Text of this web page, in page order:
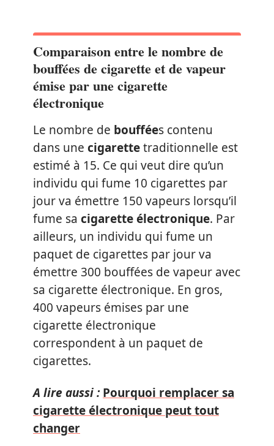
Comparaison entre le nombre de
bouffées de cigarette et de vapeur
émise par une cigarette
électronique
Le nombre de bouffées contenu
dans une cigarettetraditionnelle est
estimé à 15. Ce qui veut dire qu’un
individu qui fume 10 cigarettes par
jour va émettre 150 vapeurs lorsqu’il
fume sa cigarette électronique. Par
ailleurs, un individu qui fume un
paquet de cigarettes par jour va
émettre 300 bouffées de vapeur avec
sa cigarette électronique. En gros,
400 vapeurs émises par une
cigarette électronique
correspondent à un paquet de
cigarettes.
A lire aussi : Pourquoi remplacer sa
cigarette électronique peut tout
changer